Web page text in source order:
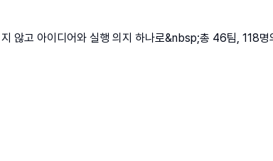
않고 아이디어와 실행 의지 하나로&nbsp;총 46팀, 118